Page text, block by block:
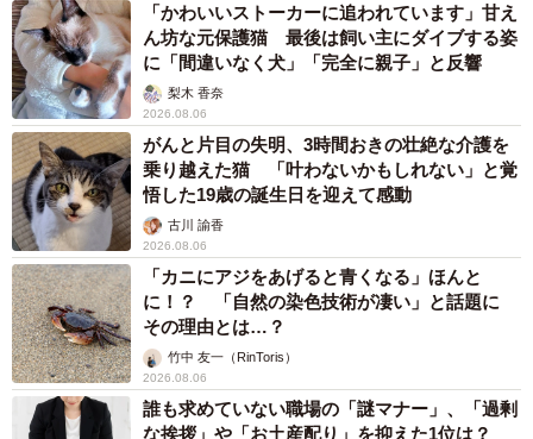
「かわいいストーカーに追われています」甘え
ん坊な元保護猫 最後は飼い主にダイブする姿
に「間違いなく犬」「完全に親子」と反響
梨木 香奈
2026.08.06
がんと片目の失明、3時間おきの壮絶な介護を
乗り越えた猫 「叶わないかもしれない」と覚
悟した19歳の誕生日を迎えて感動
古川 諭香
2026.08.06
「カニにアジをあげると青くなる」ほんと
に！？ 「自然の染色技術が凄い」と話題に
その理由とは…？
竹中 友一（RinToris）
2026.08.06
誰も求めていない職場の「謎マナー」、「過剰
な挨拶」や「お土産配り」を抑えた1位は？